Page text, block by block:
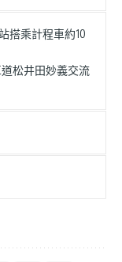
搭乘計程車約10
松井田妙義交流